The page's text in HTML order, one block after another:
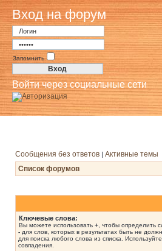
Вход на форум
Запомнить
Войти через социальные сети
Сообщения без ответов | Активные темы
Список форумов
Ключевые слова:
Вы можете использовать + , чтобы определить
- для слов, которых в результатах быть не
для поиска любого слова из списка. Используйте
совпадения.